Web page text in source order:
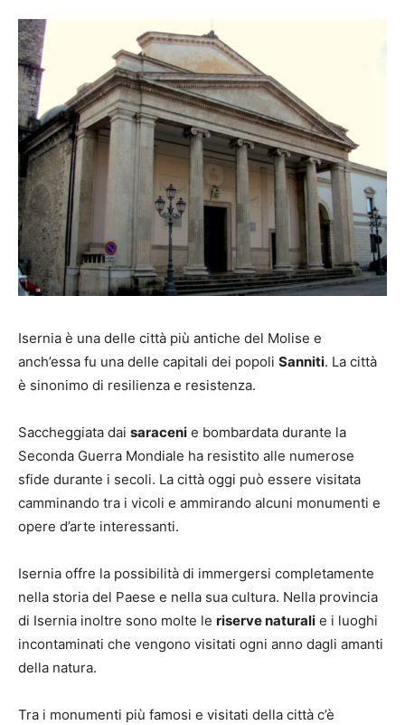
Isernia è una delle città più antiche del Molise e
anch’essa fu una delle capitali dei popoli Sanniti. La città
è sinonimo di resilienza e resistenza.
Saccheggiata dai saraceni e bombardata durante la
Seconda Guerra Mondiale ha resistito alle numerose
sfide durante i secoli. La città oggi può essere visitata
camminando tra i vicoli e ammirando alcuni monumenti e
opere d’arte interessanti.
Isernia offre la possibilità di immergersi completamente
nella storia del Paese e nella sua cultura. Nella provincia
di Isernia inoltre sono molte le riserve naturali e i luoghi
incontaminati che vengono visitati ogni anno dagli amanti
della natura.
Tra i monumenti più famosi e visitati della città c’è